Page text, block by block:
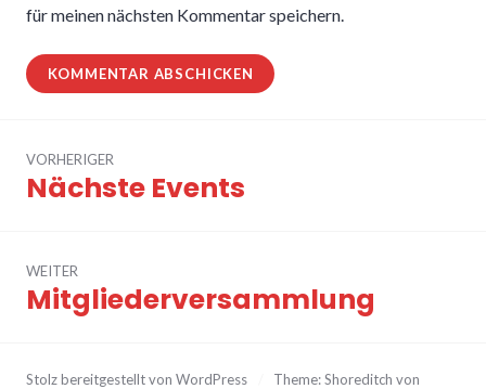
für meinen nächsten Kommentar speichern.
VORHERIGER
Vorheriger
Nächste Events
WEITER
Nächster
Beitrag:
Mitgliederversammlung
Stolz bereitgestellt von WordPress Theme: Shoreditch von